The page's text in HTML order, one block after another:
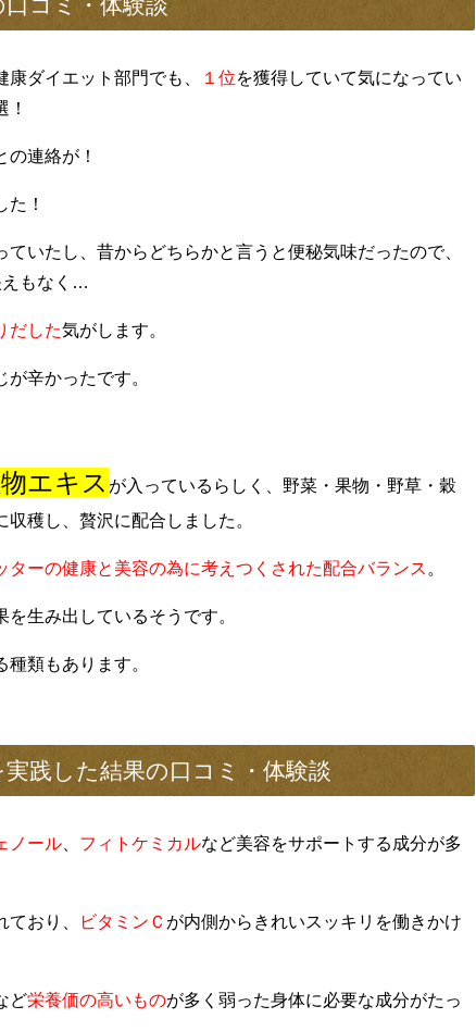
ダイエット部門でも、 １位を獲得していて気になってい
連絡が！
！
いたし、昔からどちらかと言うと便秘気味だったので、
えもなく…
だした気がします。
辛かったです。
エキス が入っているらしく、野菜・果物・野草・穀
穫し、贅沢に配合しました。
ターの健康と美容の為に考えつくされた配合バランス 。
生み出しているそうです。
類もあります。
践した結果の口コミ・体験談
ノール フィトケミカルなど美容をサポートする成分が多
ており、 ビタミンＣ が内側からきれいスッキリを働きかけ
ど栄養価の高いものが多く弱った身体に必要な成分がたっ